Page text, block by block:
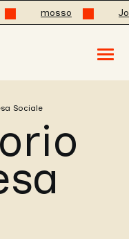
mosso
menu
Sociale